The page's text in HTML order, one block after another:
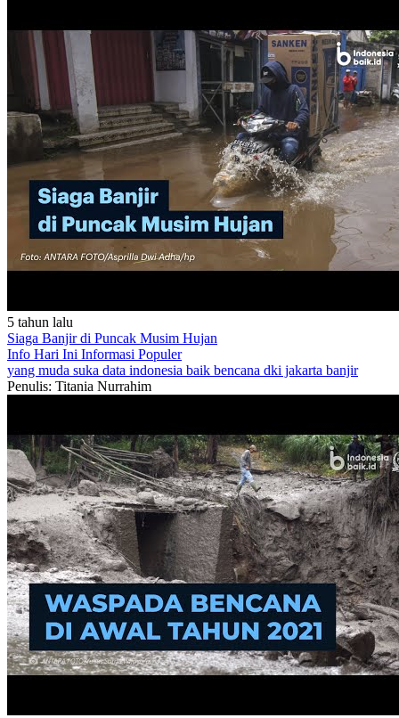
5 tahun lalu
Siaga Banjir di Puncak Musim Hujan
Info Hari Ini Informasi Populer
yang muda suka data indonesia baik bencana dki jakarta banjir
Penulis: Titania Nurrahim